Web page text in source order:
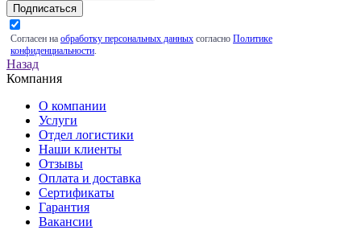
Подписаться
Согласен на обработку персональных данных согласно Политике
конфиденциальности.
Назад
Компания
О компании
Услуги
Отдел логистики
Наши клиенты
Отзывы
Оплата и доставка
Сертификаты
Гарантия
Вакансии